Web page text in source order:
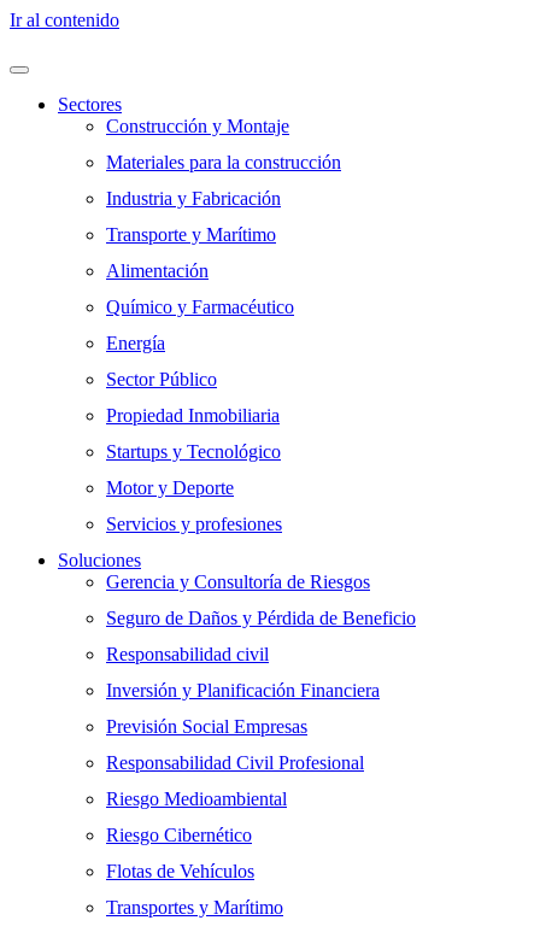
Ir al contenido
Sectores
Construcción y Montaje
Materiales para la construcción
Industria y Fabricación
Transporte y Marítimo
Alimentación
Químico y Farmacéutico
Energía
Sector Público
Propiedad Inmobiliaria
Startups y Tecnológico
Motor y Deporte
Servicios y profesiones
Soluciones
Gerencia y Consultoría de Riesgos
Seguro de Daños y Pérdida de Beneficio
Responsabilidad civil
Inversión y Planificación Financiera
Previsión Social Empresas
Responsabilidad Civil Profesional
Riesgo Medioambiental
Riesgo Cibernético
Flotas de Vehículos
Transportes y Marítimo